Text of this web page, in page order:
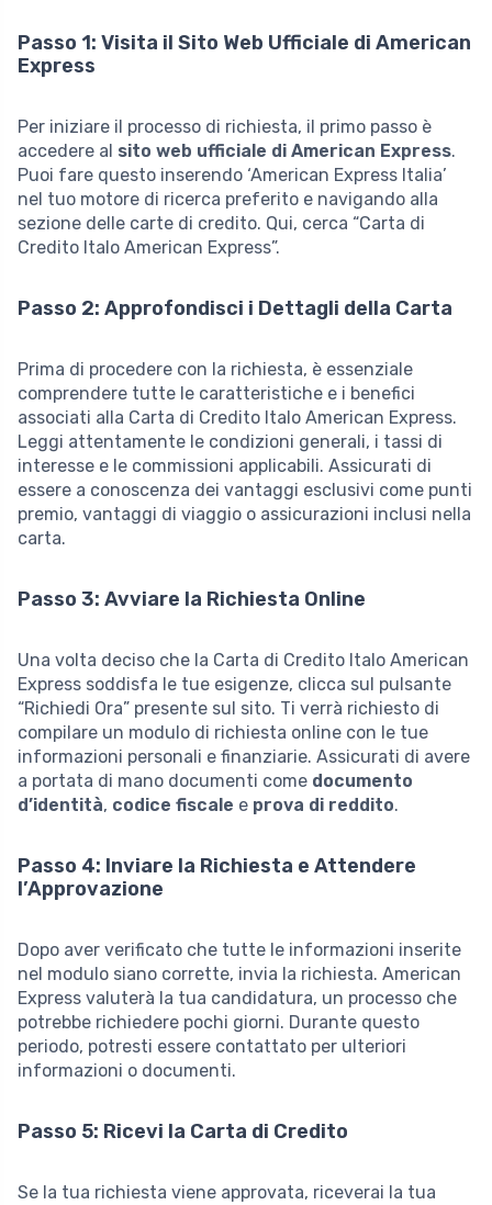
Passo 1: Visita il Sito Web Ufficiale di American
Express
Per iniziare il processo di richiesta, il primo passo è
accedere al sito web ufficiale di American Express.
Puoi fare questo inserendo ‘American Express Italia’
nel tuo motore di ricerca preferito e navigando alla
sezione delle carte di credito. Qui, cerca “Carta di
Credito Italo American Express”.
Passo 2: Approfondisci i Dettagli della Carta
Prima di procedere con la richiesta, è essenziale
comprendere tutte le caratteristiche e i benefici
associati alla Carta di Credito Italo American Express.
Leggi attentamente le condizioni generali, i tassi di
interesse e le commissioni applicabili. Assicurati di
essere a conoscenza dei vantaggi esclusivi come punti
premio, vantaggi di viaggio o assicurazioni inclusi nella
carta.
Passo 3: Avviare la Richiesta Online
Una volta deciso che la Carta di Credito Italo American
Express soddisfa le tue esigenze, clicca sul pulsante
“Richiedi Ora” presente sul sito. Ti verrà richiesto di
compilare un modulo di richiesta online con le tue
informazioni personali e finanziarie. Assicurati di avere
a portata di mano documenti come documento
d’identità, codice fiscale e prova di reddito.
Passo 4: Inviare la Richiesta e Attendere
l’Approvazione
Dopo aver verificato che tutte le informazioni inserite
nel modulo siano corrette, invia la richiesta. American
Express valuterà la tua candidatura, un processo che
potrebbe richiedere pochi giorni. Durante questo
periodo, potresti essere contattato per ulteriori
informazioni o documenti.
Passo 5: Ricevi la Carta di Credito
Se la tua richiesta viene approvata, riceverai la tua